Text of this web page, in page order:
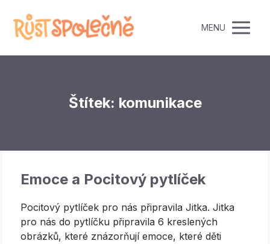
MENU
Štítek: komunikace
Emoce a Pocitový pytlíček
Pocitový pytlíček pro nás připravila Jitka. Jitka
pro nás do pytlíčku připravila 6 kreslených
obrázků, které znázorňují emoce, které děti